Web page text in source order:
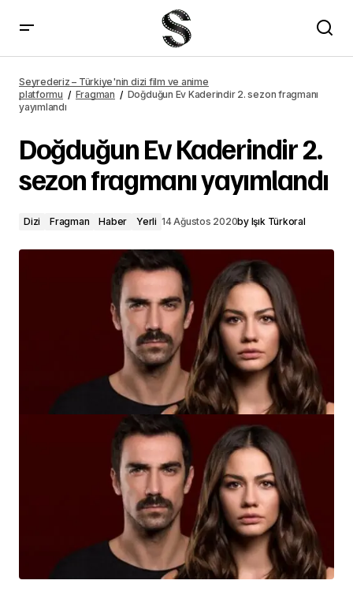
olacakSeyrederiz – Türkiye'nin dizi film ve anime
platformu
Fragman
Doğduğun Ev Kaderindir 2. sezon fragmanı
yayımlandı
Doğduğun Ev Kaderindir 2.
sezon fragmanı yayımlandı
Dizi Fragman Haber Yerli 14 Ağustos 2020by Işık Türkoral